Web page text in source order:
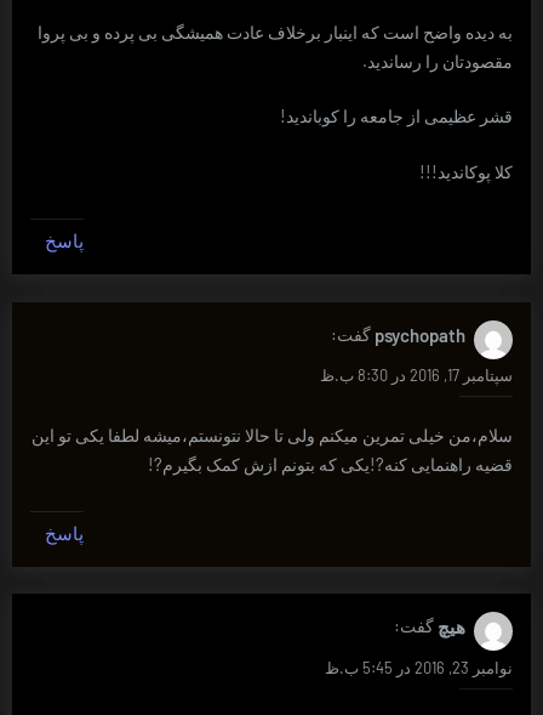
به دیده واضح است که اینبار برخلاف عادت همیشگی بی پرده و بی پروا
مقصودتان را رساندید.
قشر عظیمی از جامعه را کوباندید!
کلا پوکاندید!!!
پاسخ
psychopath گفت:
سپتامبر 17, 2016 در 8:30 ب.ظ
سلام،من خیلی تمرین میکنم ولی تا حالا نتونستم،میشه لطفا یکی تو این
قضیه راهنمایی کنه?!یکی که بتونم ازش کمک بگیرم?!
پاسخ
هیچ گفت:
نوامبر 23, 2016 در 5:45 ب.ظ